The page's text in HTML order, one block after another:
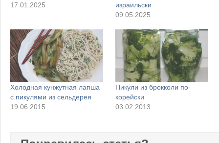
17.01.2025
израильски
09.05.2025
Холодная кунжутная лапша
с пикулями из сельдерея
19.06.2015
Пикули из брокколи по-
корейски
03.02.2013